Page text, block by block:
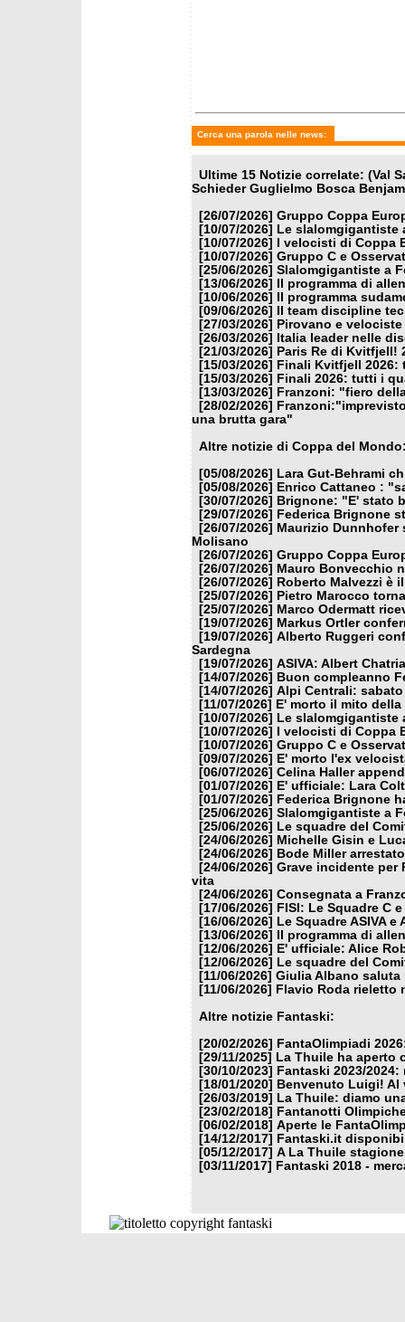
Cerca una parola nelle news:
Ultime 15 Notizie correlate: (Val
Schieder Guglielmo Bosca
[26/07/2026] Gruppo Coppa
[10/07/2026]
Le
[10/07/2026]
I velocisti di Coppa
[10/07/2026] Gruppo C e
[25/06/2026] Slalomgigantiste a
[13/06/2026]
Il programma di
[10/06/2026]
Il programma
[09/06/2026]
Il team discipline
[27/03/2026]
Pirovano e
[26/03/2026]
Italia leader nelle
[21/03/2026]
Paris Re di Kvitfjell!
[15/03/2026]
Finali Kvitfjell
[15/03/2026]
Finali 2026: tutti i
[13/03/2026]
Franzoni: "fiero
[28/02/2026]
una brutta gara"
Altre notizie di Coppa del
[05/08/2026]
Lara Gut-Behrami
[05/08/2026]
Enrico Cattaneo :
[30/07/2026]
Brignone: "E' stato
[29/07/2026]
Federica Brignone
[26/07/2026] Maurizio Dunnhofer
Molisano
[26/07/2026] Gruppo Coppa
[26/07/2026] Mauro Bonvecchio
[26/07/2026]
Roberto Malvezzi è
[25/07/2026]
Pietro Marocco
[25/07/2026] Marco Odermatt
[19/07/2026] Markus Ortler
[19/07/2026] Alberto Ruggeri
Sardegna
[19/07/2026] ASIVA: Albert
[14/07/2026]
Buon compleanno
[14/07/2026] Alpi Centrali:
[11/07/2026]
E' morto il mito
[10/07/2026]
Le
[10/07/2026]
I velocisti di Coppa
[10/07/2026] Gruppo C e
[09/07/2026]
E' morto l'ex
[06/07/2026] Celina Haller
[01/07/2026]
E' ufficiale: Lara
[01/07/2026]
Federica Brignone
[25/06/2026] Slalomgigantiste a
[25/06/2026]
Le squadre del
[24/06/2026] Michelle Gisin e
[24/06/2026]
Bode Miller
[24/06/2026] Grave incidente per
vita
[24/06/2026] Consegnata a
[17/06/2026]
FISI: Le Squadre C
[16/06/2026]
Le Squadre ASIVA
[13/06/2026]
Il programma di
[12/06/2026]
E' ufficiale: Alice
[12/06/2026]
Le squadre del
[11/06/2026] Giulia Albano saluta
[11/06/2026]
Flavio Roda rieletto
Altre notizie Fantaski:
[20/02/2026]
FantaOlimpiadi
[29/11/2025]
La Thuile ha aperto
[30/10/2023]
Fantaski 2023/
[18/01/2020]
Benvenuto Luigi! Al
[26/03/2019]
La Thuile: diamo
[23/02/2018]
Fantanotti
[06/02/2018] Aperte le
[14/12/2017]
Fantaski.it
[05/12/2017] A La Thuile
[03/11/2017]
Fantaski 2018 -